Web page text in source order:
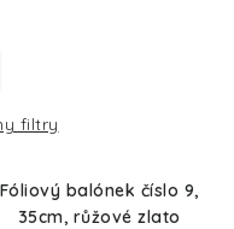
filtry
Fóliový balónek číslo 9,
35cm, růžové zlato